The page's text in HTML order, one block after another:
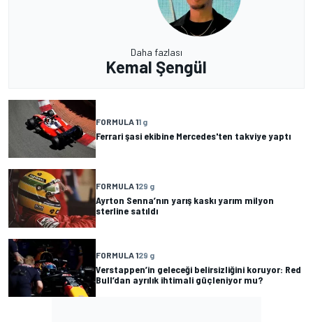
Daha fazlası
Kemal Şengül
FORMULA 11 g
Ferrari şasi ekibine Mercedes'ten takviye yaptı
FORMULA 129 g
Ayrton Senna’nın yarış kaskı yarım milyon
sterline satıldı
FORMULA 129 g
Verstappen’in geleceği belirsizliğini koruyor: Red
Bull’dan ayrılık ihtimali güçleniyor mu?